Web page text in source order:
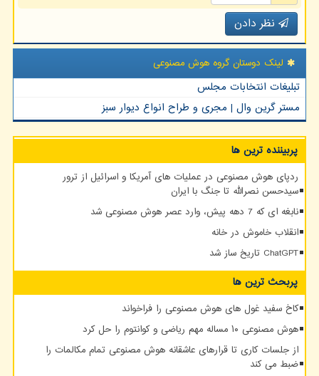
نظر دادن
لینک دوستان گروه هوش مصنوعی
تبلیغات انتخابات مجلس
مستر گرین وال | مجری و طراح انواع دیوار سبز
پربیننده ترین ها
ردپای هوش مصنوعی در عملیات های آمریکا و اسرائیل از ترور
سیدحسن نصرالله تا جنگ با ایران
نابغه ای که 7 دهه پیش، وارد عصر هوش مصنوعی شد
انقلاب خاموش در خانه
ChatGPT تاریخ ساز شد
پربحث ترین ها
کاخ سفید غول های هوش مصنوعی را فراخواند
هوش مصنوعی ۱۰ مساله مهم ریاضی و کوانتوم را حل کرد
از جلسات کاری تا قرارهای عاشقانه هوش مصنوعی تمام مکالمات را
ضبط می کند